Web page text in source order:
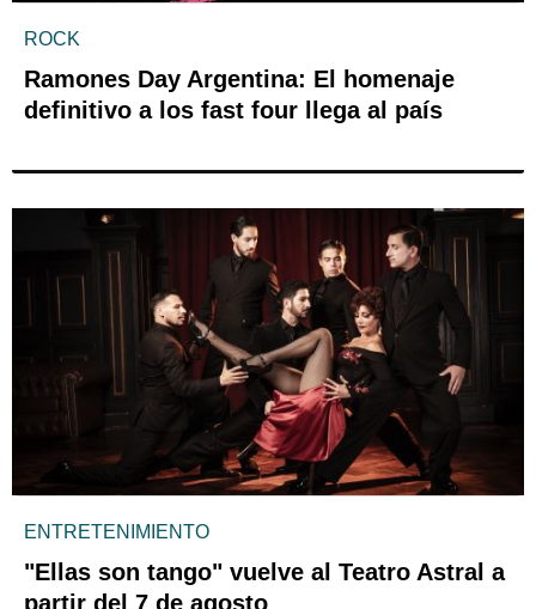
ROCK
Ramones Day Argentina: El homenaje
definitivo a los fast four llega al país
ENTRETENIMIENTO
"Ellas son tango" vuelve al Teatro Astral a
partir del 7 de agosto